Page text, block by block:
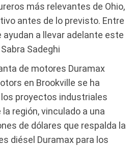
más relevantes de Ohio,
antes de lo previsto. Entre
ayudan a llevar adelante este
Sadeghi
de motores Duramax
en Brookville se ha
proyectos industriales
región, vinculado a una
de dólares que respalda la
diésel Duramax para los